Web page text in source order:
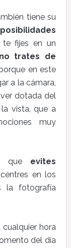
tiene su
posibilidades
fijes en un
no trates de
en este
a la cámara,
dotada del
vista, que a
muy
que evites
en los
la fotografía
cualquier hora
del día